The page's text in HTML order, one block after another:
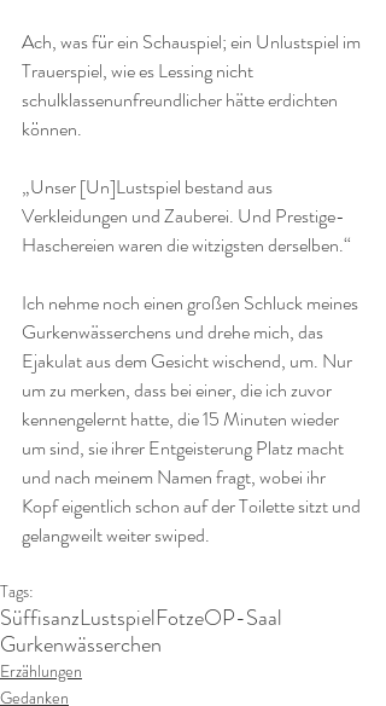
Ach, was für ein Schauspiel; ein Unlustspiel im
Trauerspiel, wie es Lessing nicht
schulklassenunfreundlicher hätte erdichten
können.
„Unser [Un]Lustspiel bestand aus
Verkleidungen und Zauberei. Und Prestige-
Haschereien waren die witzigsten derselben.“
Ich nehme noch einen großen Schluck meines
Gurkenwässerchens und drehe mich, das
Ejakulat aus dem Gesicht wischend, um. Nur
um zu merken, dass bei einer, die ich zuvor
kennengelernt hatte, die 15 Minuten wieder
um sind, sie ihrer Entgeisterung Platz macht
und nach meinem Namen fragt, wobei ihr
Kopf eigentlich schon auf der Toilette sitzt und
gelangweilt weiter swiped.
Tags:
SüffisanzLustspielFotzeOP-Saal
Gurkenwässerchen
Erzählungen
Gedanken